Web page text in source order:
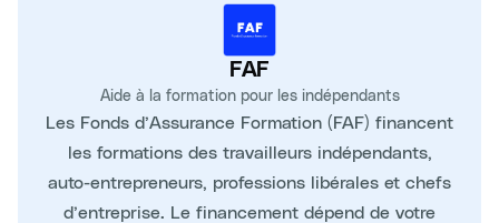
FAF
Aide à la formation pour les indépendants
Les Fonds d’Assurance Formation (FAF) financent
les formations des travailleurs indépendants,
auto-entrepreneurs, professions libérales et chefs
d’entreprise. Le financement dépend de votre